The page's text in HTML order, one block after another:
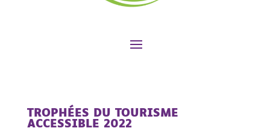
TROPHÉES DU TOURISME
ACCESSIBLE 2022